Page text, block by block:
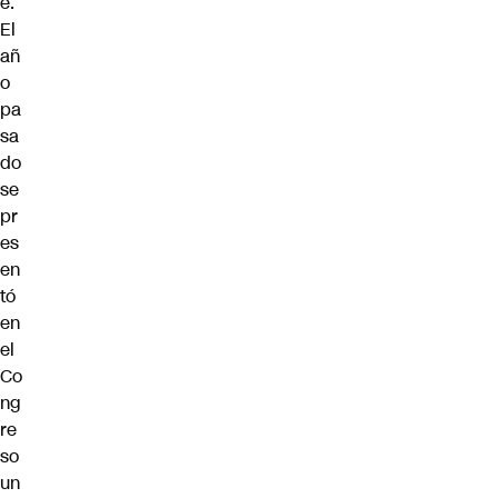
El
añ
o
pa
sa
do
se
pr
es
en
tó
en
el
Co
ng
re
so
un